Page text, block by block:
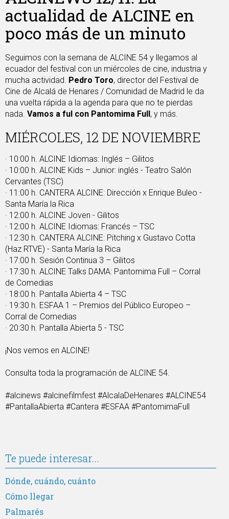
actualidad de ALCINE en
poco más de un minuto
Seguimos con la semana de ALCINE 54 y llegamos al
ecuador del festival con un miércoles de cine, industria y
mucha actividad. Pedro Toro, director del Festival de
Cine de Alcalá de Henares / Comunidad de Madrid le da
una vuelta rápida a la agenda para que no te pierdas
nada. Vamos a ful con Pantomima Full, y más.
MIÉRCOLES, 12 DE NOVIEMBRE
· 10:00 h. ALCINE Idiomas: Inglés – Gilitos
· 10:00 h. ALCINE Kids – Junior: inglés - Teatro Salón
Cervantes (TSC)
· 11:00 h. CANTERA ALCINE: Dirección x Enrique Buleo -
Santa María la Rica
· 12:00 h. ALCINE Joven - Gilitos
· 12:00 h. ALCINE Idiomas: Francés – TSC
· 12:30 h. CANTERA ALCINE: Pitching x Gustavo Cotta
(Haz RTVE) - Santa María la Rica
· 17:00 h. Sesión Continua 3 – Gilitos
· 17:30 h. ALCINE Talks DAMA: Pantomima Full – Corral
de Comedias
· 18:00 h. Pantalla Abierta 4 – TSC
· 19:30 h. ESFAA 1 – Premios del Público Europeo –
Corral de Comedias
· 20:30 h. Pantalla Abierta 5 - TSC
¡Nos vemos en ALCINE!
Consulta toda la programación de ALCINE 54.
#alcinews #alcinefilmfest #AlcalaDeHenares #ALCINE54
#PantallaAbierta #Cantera #ESFAA #PantomimaFull
Te puede interesar...
Dónde, cuándo, cuánto
Cómo llegar
Palmarés